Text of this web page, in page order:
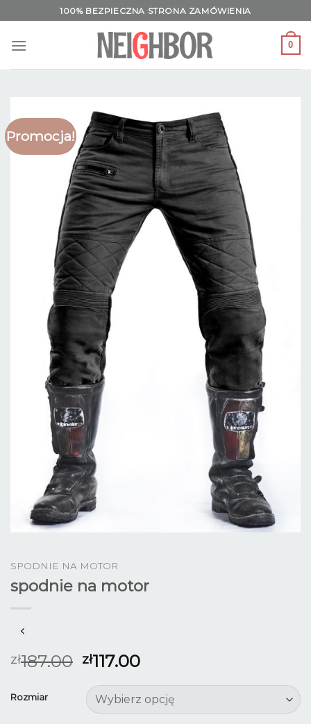
to
content
100% BEZPIECZNA STRONA ZAMÓWIENIA
0
Promocja!
SPODNIE NA MOTOR
spodnie na motor
zł187.00 zł117.00
Rozmiar